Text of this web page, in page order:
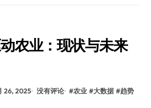
农业：现状与未来
26, 2025 没有评论 #农业 #大数据 #趋势